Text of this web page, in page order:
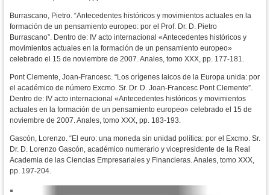
Burrascano, Pietro. “Antecedentes históricos y movimientos actuales en la
formación de un pensamiento europeo: por el Prof. Dr. D. Pietro
Burrascano”. Dentro de: IV acto internacional «Antecedentes históricos y
movimientos actuales en la formación de un pensamiento europeo»
celebrado el 15 de noviembre de 2007. Anales, tomo XXX, pp. 177-181.
Pont Clemente, Joan-Francesc. “Los orígenes laicos de la Europa unida: por
el académico de número Excmo. Sr. Dr. D. Joan-Francesc Pont Clemente”.
Dentro de: IV acto internacional «Antecedentes históricos y movimientos
actuales en la formación de un pensamiento europeo» celebrado el 15 de
noviembre de 2007. Anales, tomo XXX, pp. 183-193.
Gascón, Lorenzo. “El euro: una moneda sin unidad política: por el Excmo. Sr.
Dr. D. Lorenzo Gascón, académico numerario y vicepresidente de la Real
Academia de las Ciencias Empresariales y Financieras. Anales, tomo XXX,
pp. 197-204.